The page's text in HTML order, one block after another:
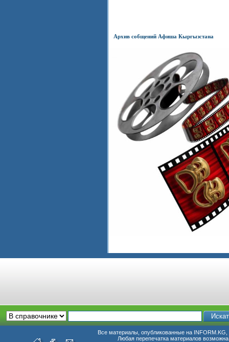
Архив собщений Афиша Кыргызстана
Все материалы, опубликованные на INFORM.KG,
Любая перепечатка материалов